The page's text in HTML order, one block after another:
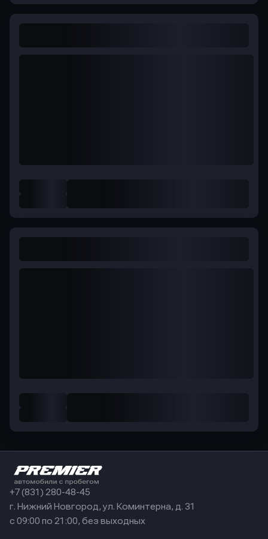
+7 (831) 280-48-45
г. Нижний Новгород, ул. Коминтерна, д. 31
с 09:00 по 21:00, без выходных